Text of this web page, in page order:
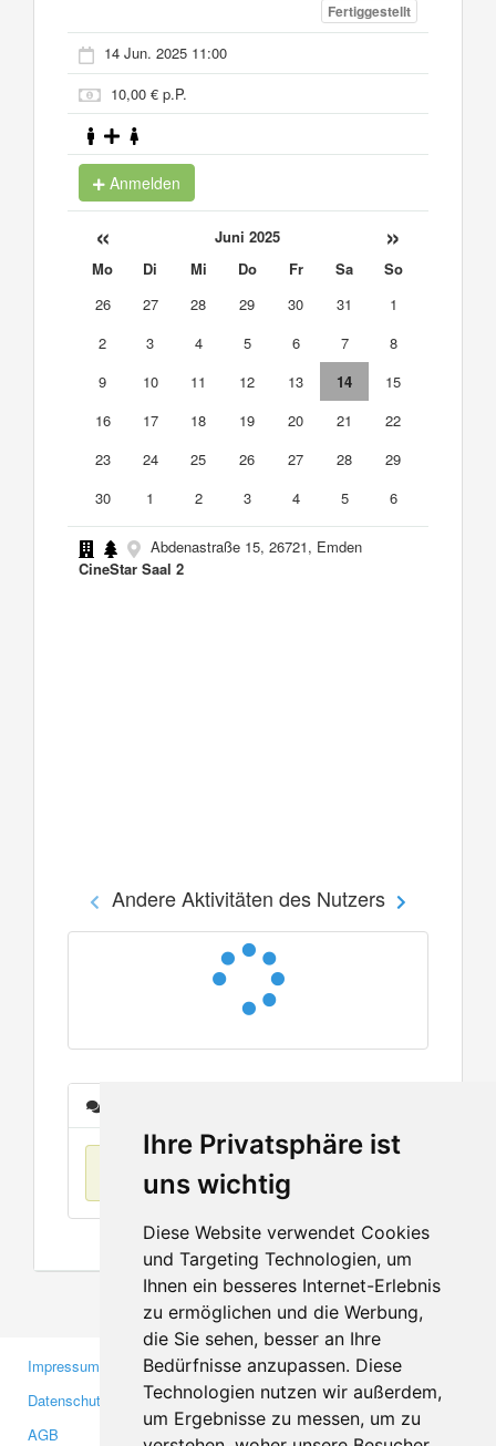
Ihre Privatsphäre ist
uns wichtig
Diese Website verwendet Cookies
und Targeting Technologien, um
Ihnen ein besseres Internet-Erlebnis
zu ermöglichen und die Werbung,
die Sie sehen, besser an Ihre
Bedürfnisse anzupassen. Diese
Technologien nutzen wir außerdem,
um Ergebnisse zu messen, um zu
Fertiggestellt
14 Jun. 2025 11:00
10,00 € p.P.
Anmelden
« Juni 2025 »
Mo Di Mi Do Fr Sa
So
26
27 28 29 30 31
1
2
3 4 5 6 7
8
9
10 11 12 13 14
15
16
17 18 19 20 21
22
23
24 25 26 27 28
29
30
1 2 3 4 5 6
Abdenastraße 15, 26721, Emden
CineStar Saal 2
Andere Aktivitäten des Nutzers
Keine Einträge
Impressum
Datenschutzerklärung
AGB
Gewerbetreibende
Investoren